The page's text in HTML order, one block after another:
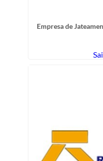
Empresa de